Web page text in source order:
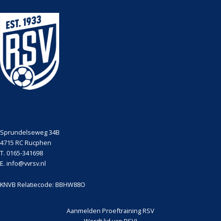
Sprundelseweg 34B
4715 RC Rucphen
T. 0165-341698
E. info@vvrsv.nl
KNVB Relatiecode: BBHW88O
Aanmelden Proeftraining RSV